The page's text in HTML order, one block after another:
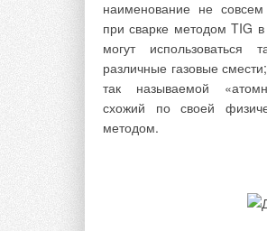
наименование не
при сварке методом TIG в
могут использоваться
различные газовые
так называемой
схожий по своей
методом.